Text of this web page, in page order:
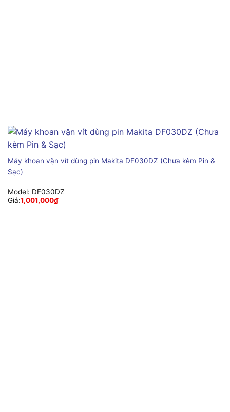
Máy khoan vặn vít dùng pin Makita DF030DZ (Chưa kèm Pin &
Sạc)
Model: DF030DZ
Giá:1,001,000₫